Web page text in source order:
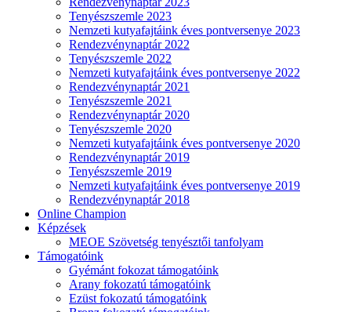
Tenyészszemle 2023
Nemzeti kutyafajtáink éves pontversenye 2023
Rendezvénynaptár 2022
Tenyészszemle 2022
Nemzeti kutyafajtáink éves pontversenye 2022
Rendezvénynaptár 2021
Tenyészszemle 2021
Rendezvénynaptár 2020
Tenyészszemle 2020
Nemzeti kutyafajtáink éves pontversenye 2020
Rendezvénynaptár 2019
Tenyészszemle 2019
Nemzeti kutyafajtáink éves pontversenye 2019
Rendezvénynaptár 2018
Online Champion
Képzések
MEOE Szövetség tenyésztői tanfolyam
Támogatóink
Gyémánt fokozat támogatóink
Arany fokozatú támogatóink
Ezüst fokozatú támogatóink